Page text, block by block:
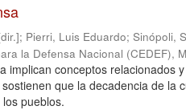
; Pierri, Luis Eduardo;Sinópoli,
la Defensa Nacional (CEDEF),
implican conceptos relacionados
que la decadencia de la
pueblos.